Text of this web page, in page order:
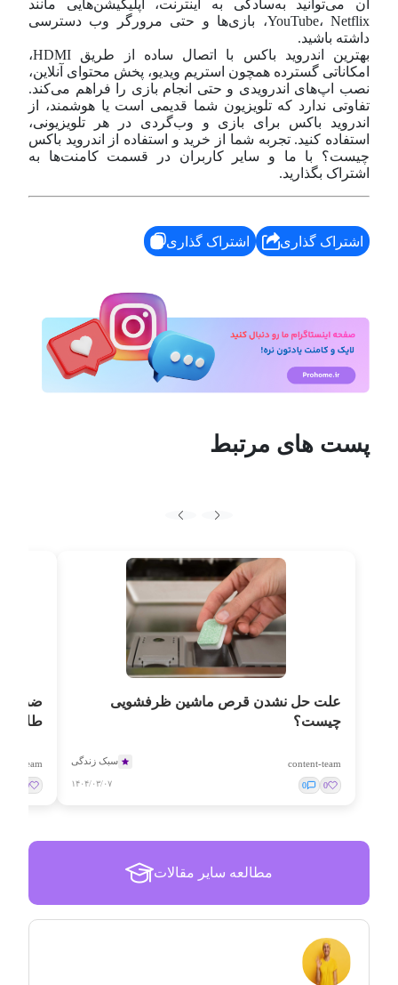
آن می‌توانید به‌سادگی به اینترنت، اپلیکیشن‌هایی مانند
YouTube، Netflix، بازی‌ها و حتی مرورگر وب دسترسی
داشته باشید.
بهترین اندروید باکس با اتصال ساده از طریق HDMI،
امکاناتی گسترده همچون استریم ویدیو، پخش محتوای آنلاین،
نصب اپ‌های اندرویدی و حتی انجام بازی را فراهم می‌کند.
تفاوتی ندارد که تلویزیون شما قدیمی است یا هوشمند، از
اندروید باکس برای بازی و وب‌گردی در هر تلویزیونی،
استفاده کنید. تجربه شما از خرید و استفاده از اندروید باکس
چیست؟ با ما و سایر کاربران در قسمت کامنت‌ها به
اشتراک بگذارید.
اشتراک گذاری اشتراک گذاری
پست های مرتبط
علت حل نشدن قرص ماشین ظرفشویی
چیست؟
content-team سبک زندگی
0
0 ۱۴۰۴/۰۳/۰۷
طلایی
team
0
مطالعه سایر مقالات